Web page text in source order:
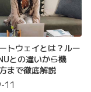
トウェイとは？ルー
との違いから機
まで徹底解説
11